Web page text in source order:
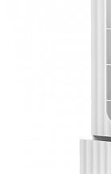
Шкаф
Ящики и